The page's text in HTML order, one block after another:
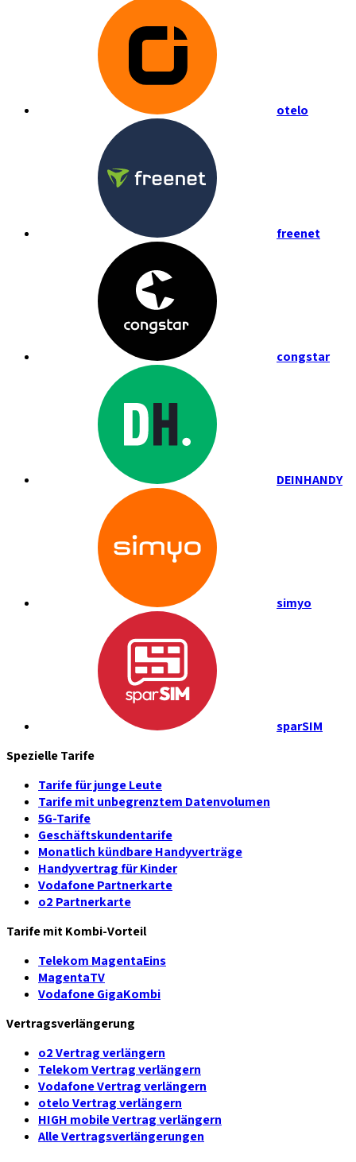
otelo
freenet
congstar
DEINHANDY
simyo
sparSIM
Spezielle Tarife
Tarife für junge Leute
Tarife mit unbegrenztem Datenvolumen
5G-Tarife
Geschäftskundentarife
Monatlich kündbare Handyverträge
Handyvertrag für Kinder
Vodafone Partnerkarte
o2 Partnerkarte
Tarife mit Kombi-Vorteil
Telekom MagentaEins
MagentaTV
Vodafone GigaKombi
Vertragsverlängerung
o2 Vertrag verlängern
Telekom Vertrag verlängern
Vodafone Vertrag verlängern
otelo Vertrag verlängern
HIGH mobile Vertrag verlängern
Alle Vertragsverlängerungen